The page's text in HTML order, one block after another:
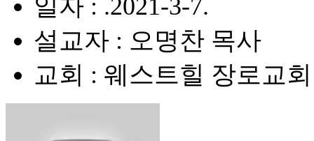
일자 : .2021-3-7.
설교자 : 오명찬 목사
교회 : 웨스트힐 장로교회